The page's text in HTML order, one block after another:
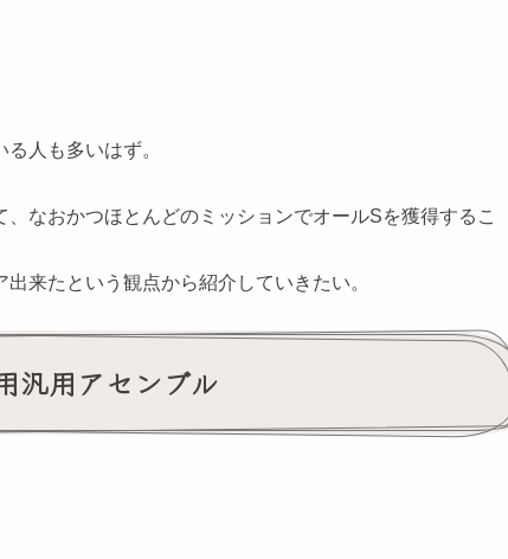
人も多いはず。
なおかつほとんどのミッションでオールSを獲得するこ
来たという観点から紹介していきたい。
汎用アセンブル